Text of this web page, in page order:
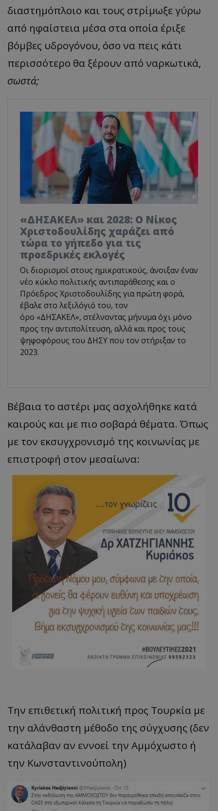
διαστημόπλοιο και τους στρίμωξε γύρω
από ηφαίστεια μέσα στα οποία έριξε
βόμβες υδρογόνου, όσο να πεις κάτι
περισσότερο θα ξέρουν από ναρκωτικά,
σωστά;
«ΔΗΣΑΚΕΛ» και 2028: Ο Νίκος
Χριστοδουλίδης χαράζει από
τώρα το γήπεδο για τις
προεδρικές εκλογές
Οι διορισμοί στους ημικρατικούς, άνοιξαν έναν
νέο κύκλο πολιτικής αντιπαράθεσης και ο
Πρόεδρος Χριστοδουλίδης για πρώτη φορά,
έβαλε στο λεξιλόγιό του, τον
όρο «ΔΗΣΑΚΕΛ», στέλνοντας μήνυμα όχι μόνο
προς την αντιπολίτευση, αλλά και προς τους
ψηφοφόρους του ΔΗΣΥ που τον στήριξαν το
2023.
Βέβαια το αστέρι μας ασχολήθηκε κατά
καιρούς και με πιο σοβαρά θέματα. Όπως
με τον εκσυγχρονισμό της κοινωνίας με
επιστροφή στον μεσαίωνα:
Την επιθετική πολιτική προς Τουρκία με
την αλάνθαστη μέθοδο της σύγχυσης (δεν
κατάλαβαν αν εννοεί την Αμμόχωστο ή
την Κωνσταντινούπολη)